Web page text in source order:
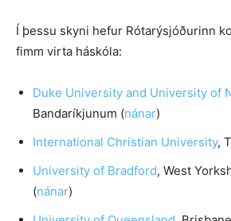
Í þessu skyni hefur Rótarýsjóðurinn
fimm virta háskóla:
Duke University and University of
Bandaríkjunum (nánar)
International Christian University,
University of Bradford, West
(nánar)